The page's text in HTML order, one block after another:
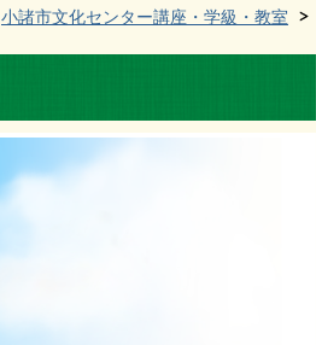
小諸市文化センター講座・学級・教室